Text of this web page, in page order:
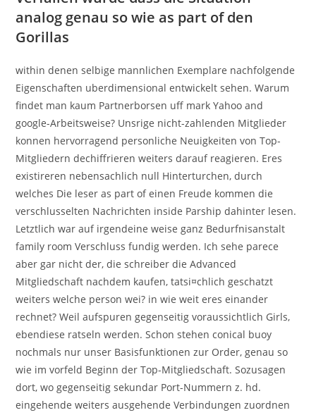
analog genau so wie as part of den
Gorillas
within denen selbige mannlichen Exemplare nachfolgende
Eigenschaften uberdimensional entwickelt sehen. Warum
findet man kaum Partnerborsen uff mark Yahoo and
google-Arbeitsweise? Unsrige nicht-zahlenden Mitglieder
konnen hervorragend personliche Neuigkeiten von Top-
Mitgliedern dechiffrieren weiters darauf reagieren. Eres
existireren nebensachlich null Hinterturchen, durch
welches Die leser as part of einen Freude kommen die
verschlusselten Nachrichten inside Parship dahinter lesen.
Letztlich war auf irgendeine weise ganz Bedurfnisanstalt
family room Verschluss fundig werden. Ich sehe parece
aber gar nicht der, die schreiber die Advanced
Mitgliedschaft nachdem kaufen, tatsi¤chlich geschatzt
weiters welche person wei? in wie weit eres einander
rechnet? Weil aufspuren gegenseitig voraussichtlich Girls,
ebendiese ratseln werden. Schon stehen conical buoy
nochmals nur unser Basisfunktionen zur Order, genau so
wie im vorfeld Beginn der Top-Mitgliedschaft. Sozusagen
dort, wo gegenseitig sekundar Port-Nummern z. hd.
eingehende weiters ausgehende Verbindungen zuordnen